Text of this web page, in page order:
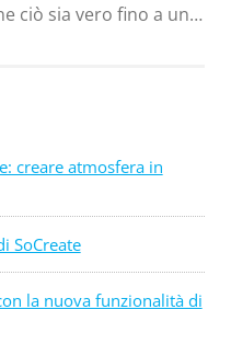
ciò sia vero fino a un
un blockbuster
da 2 milioni di
può quindi aiutarti
di
che possono
per produrla tu
sul budget di una
per contenere i costi?
creare atmosfera in
SoCreate
la nuova funzionalità di